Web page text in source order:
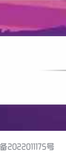
2022011175号